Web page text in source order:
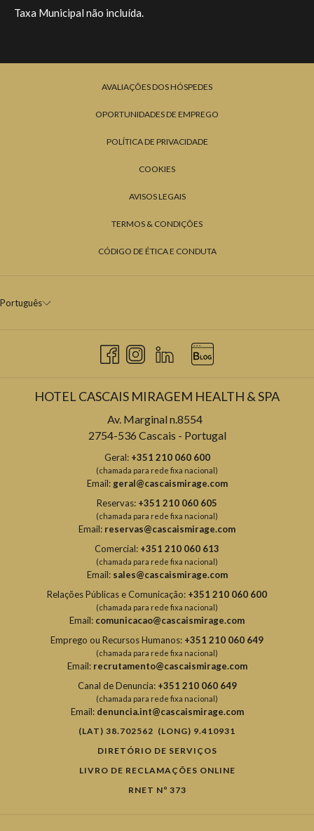
Wi-fi gratuito.
Taxa Municipal não incluída.
AVALIAÇÕES DOS HÓSPEDES
OPORTUNIDADES DE EMPREGO
POLÍTICA DE PRIVACIDADE
COOKIES
AVISOS LEGAIS
TERMOS & CONDIÇÕES
CÓDIGO DE ÉTICA E CONDUTA
Português
HOTEL CASCAIS MIRAGEM HEALTH & SPA
Av. Marginal n.8554
2754-536 Cascais - Portugal
Geral: +351 210 060 600
(chamada para rede fixa nacional)
Email: geral@cascaismirage.com
Reservas: +351 210 060 605
(chamada para rede fixa nacional)
Email: reservas@cascaismirage.com
Comercial: +351 210 060 613
(chamada para rede fixa nacional)
Email: sales@cascaismirage.com
Relações Públicas e Comunicação: +351 210 060 600
(chamada para rede fixa nacional)
Email: comunicacao@cascaismirage.com
Emprego ou Recursos Humanos: +351 210 060 649
(chamada para rede fixa nacional)
Email: recrutamento@cascaismirage.com
Canal de Denuncia: +351 210 060 649
(chamada para rede fixa nacional)
Email: denuncia.int@cascaismirage.com
(LAT) 38.702562 (LONG) 9.410931
DIRETÓRIO DE SERVIÇOS
LIVRO DE RECLAMAÇÕES ONLINE
RNET Nº 373